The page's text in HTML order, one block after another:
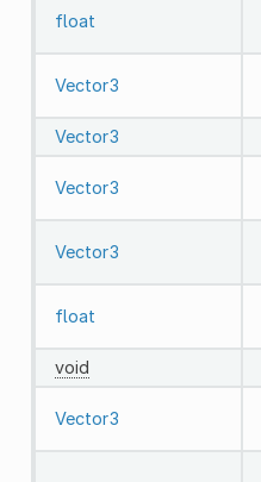
float
Vector3
Vector3
Vector3
Vector3
float
void
Vector3